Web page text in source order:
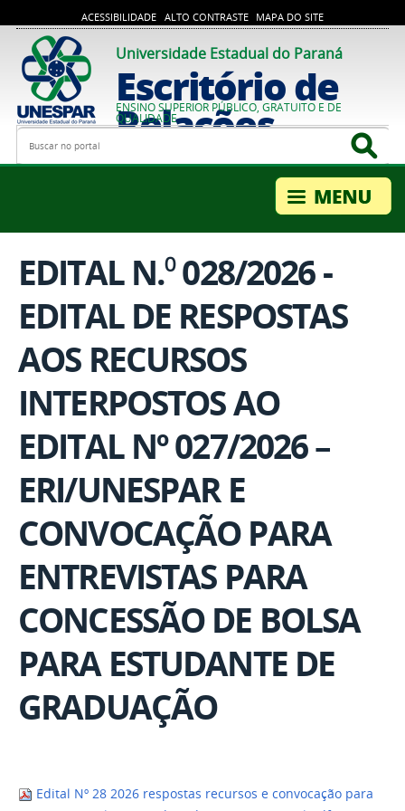
ACESSIBILIDADE ALTO CONTRASTE MAPA DO SITE
Universidade Estadual do Paraná
Escritório de
Relações
Internacionais
ENSINO SUPERIOR PÚBLICO, GRATUITO E DE
QUALIDADE
Busca
EDITAL N.⁰ 028/2026 -
EDITAL DE RESPOSTAS
AOS RECURSOS
INTERPOSTOS AO
EDITAL Nº 027/2026 –
ERI/UNESPAR E
CONVOCAÇÃO PARA
ENTREVISTAS PARA
CONCESSÃO DE BOLSA
PARA ESTUDANTE DE
GRADUAÇÃO
Edital Nº 28 2026 respostas recursos e convocação para